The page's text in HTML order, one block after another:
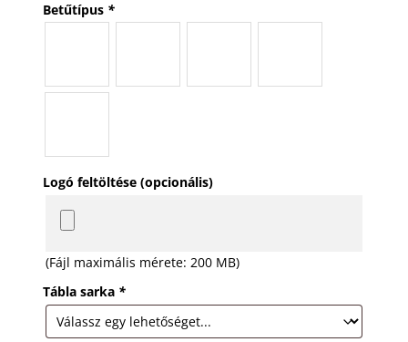
Betűtípus *
Logó feltöltése (opcionális)
(Fájl maximális mérete: 200 MB)
Tábla sarka *